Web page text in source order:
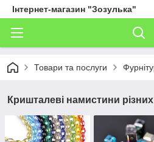
Інтернет-магазин "Зозулька"
Товари та послуги
Кришталеві намистини